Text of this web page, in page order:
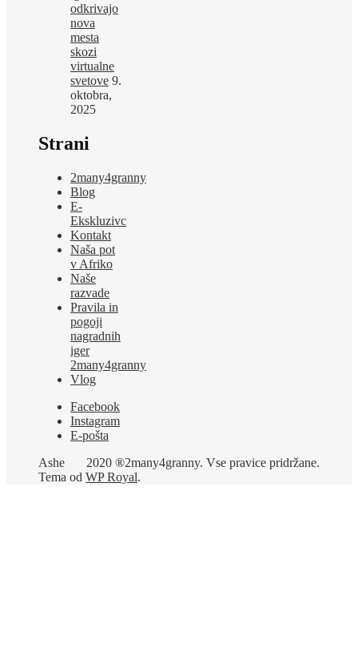
odkrivajo
nova
mesta
skozi
virtualne
svetove 9.
oktobra,
2025
Strani
2many4granny
Blog
E-
Ekskluzivc
Kontakt
Naša pot
v Afriko
Naše
razvade
Pravila in
pogoji
nagradnih
iger
2many4granny
Vlog
Facebook
Instagram
E-pošta
2020 ®2many4granny. Vse pravice pridržane.
Ashe
Tema od WP Royal.